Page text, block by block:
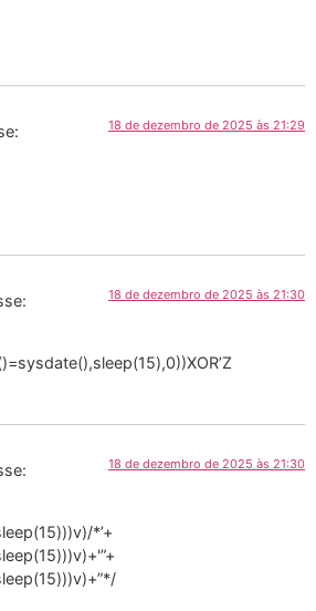
18 de dezembro de 2025 às 21:29
18 de dezembro de 2025 às 21:30
18 de dezembro de 2025 às 21:30
*’+